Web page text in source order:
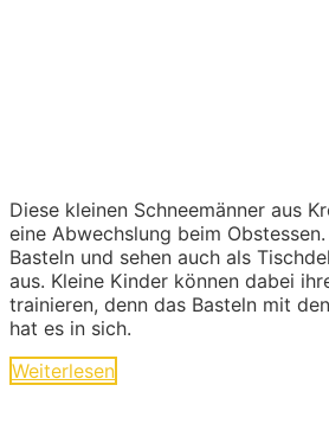
Diese kleinen Schneemänner aus
eine Abwechslung beim
Basteln und sehen auch als
aus. Kleine Kinder können dabei
trainieren, denn das Basteln mit
hat es in sich.
Weiterlesen